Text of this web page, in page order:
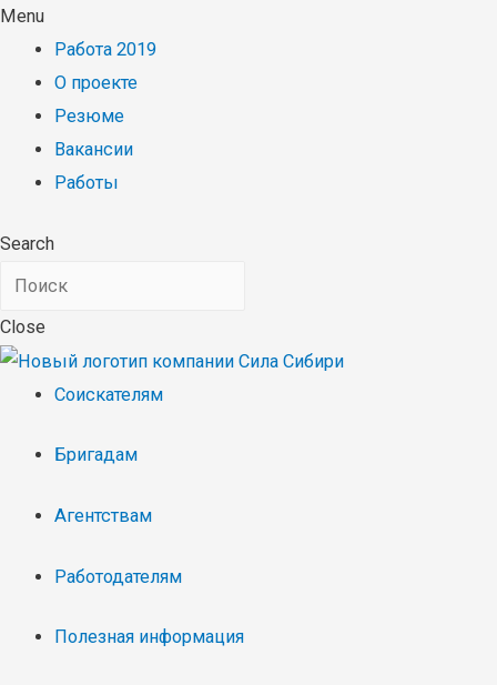
Menu
Работа 2019
О проекте
Резюме
Вакансии
Работы
Search
Close
Соискателям
Бригадам
Агентствам
Работодателям
Полезная информация